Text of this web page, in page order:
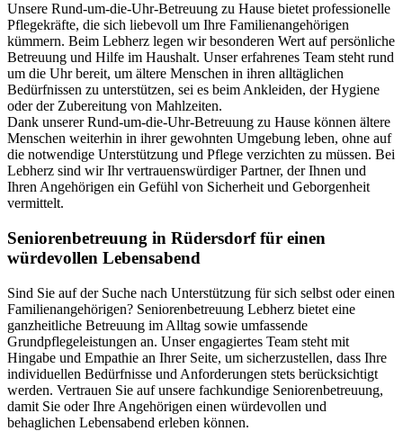
Unsere Rund-um-die-Uhr-Betreuung zu Hause bietet professionelle
Pflegekräfte, die sich liebevoll um Ihre Familienangehörigen
kümmern. Beim Lebherz legen wir besonderen Wert auf persönliche
Betreuung und Hilfe im Haushalt. Unser erfahrenes Team steht rund
um die Uhr bereit, um ältere Menschen in ihren alltäglichen
Bedürfnissen zu unterstützen, sei es beim Ankleiden, der Hygiene
oder der Zubereitung von Mahlzeiten.
Dank unserer Rund-um-die-Uhr-Betreuung zu Hause können ältere
Menschen weiterhin in ihrer gewohnten Umgebung leben, ohne auf
die notwendige Unterstützung und Pflege verzichten zu müssen. Bei
Lebherz sind wir Ihr vertrauenswürdiger Partner, der Ihnen und
Ihren Angehörigen ein Gefühl von Sicherheit und Geborgenheit
vermittelt.
Senioren­betreuung in Rüdersdorf für einen
würdevollen Lebensabend
Sind Sie auf der Suche nach Unterstützung für sich selbst oder einen
Familienangehörigen? Seniorenbetreuung Lebherz bietet eine
ganzheitliche Betreuung im Alltag sowie umfassende
Grundpflegeleistungen an. Unser engagiertes Team steht mit
Hingabe und Empathie an Ihrer Seite, um sicherzustellen, dass Ihre
individuellen Bedürfnisse und Anforderungen stets berücksichtigt
werden. Vertrauen Sie auf unsere fachkundige Seniorenbetreuung,
damit Sie oder Ihre Angehörigen einen würdevollen und
behaglichen Lebensabend erleben können.